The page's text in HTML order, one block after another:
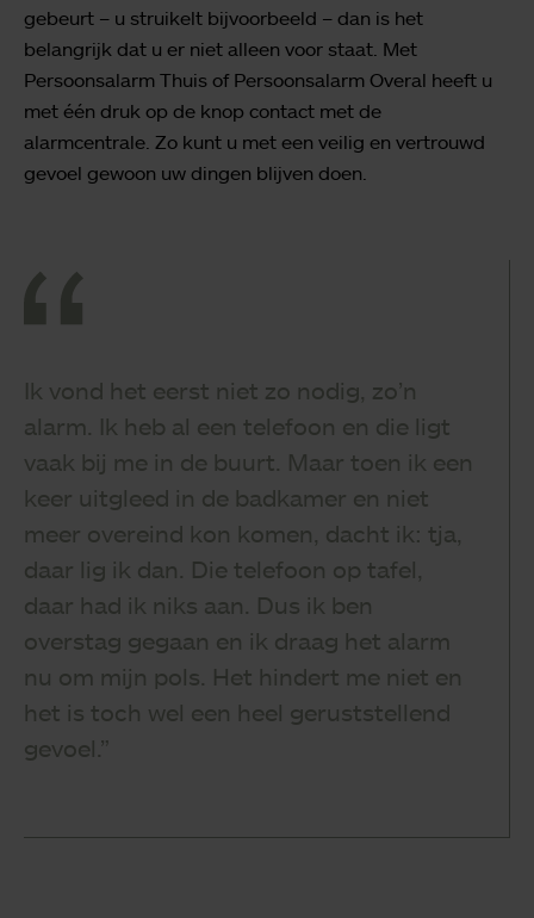
gebeurt – u struikelt bijvoorbeeld – dan is het
belangrijk dat u er niet alleen voor staat. Met
Persoonsalarm Thuis of Persoonsalarm Overal heeft u
met één druk op de knop contact met de
alarmcentrale. Zo kunt u met een veilig en vertrouwd
gevoel gewoon uw dingen blijven doen.
Ik vond het eerst niet zo nodig, zo’n
alarm. Ik heb al een telefoon en die ligt
vaak bij me in de buurt. Maar toen ik een
keer uitgleed in de badkamer en niet
meer overeind kon komen, dacht ik: tja,
daar lig ik dan. Die telefoon op tafel,
daar had ik niks aan. Dus ik ben
overstag gegaan en ik draag het alarm
nu om mijn pols. Het hindert me niet en
het is toch wel een heel geruststellend
gevoel.”